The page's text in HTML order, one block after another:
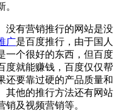
有营销推行的网站是没
广是百度推行，由于国人
一个很好的东西，但百度
度就能赚钱，百度仅仅帮
还要靠过硬的产品质量和
其他的推行方法还有网站
及视频营销等。